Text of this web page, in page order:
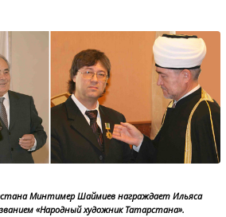
Минтимер Шаймиев награждает Ильяса
«Народный художник Татарстана».